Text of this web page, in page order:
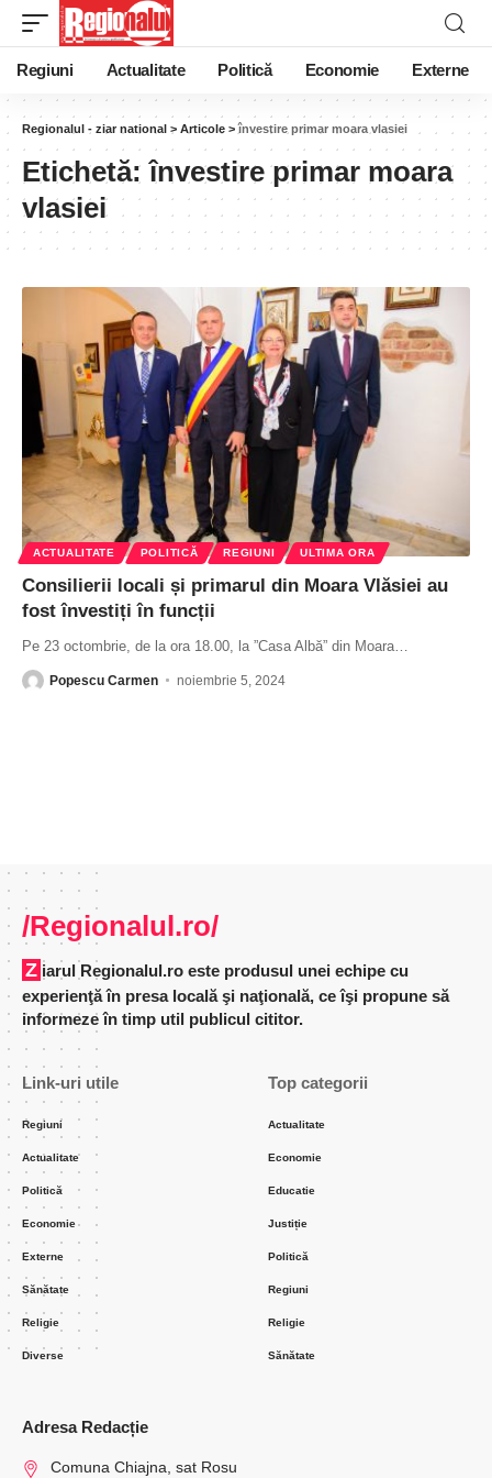
Regiuni Actualitate Politică Economie Externe
Regionalul - ziar national > Articole >învestire primar moara vlasiei
Etichetă:învestire primar moara
vlasiei
ACTUALITATE POLITICĂ REGIUNI ULTIMA ORA
Consilierii locali și primarul din Moara Vlăsiei au
fost învestiți în funcții
Pe 23 octombrie, de la ora 18.00, la ”Casa Albă” din Moara
Popescu Carmen noiembrie 5, 2024
/Regionalul.ro/
Ziarul Regionalul.ro este produsul unei echipe cu
experienţă în presa locală şi naţională, ce îşi propune să
informeze în timp util publicul cititor.
Link-uri utile
Regiuni
Actualitate
Politică
Economie
Externe
Sănătate
Religie
Diverse
Top categorii
Actualitate
Economie
Educatie
Justiție
Politică
Regiuni
Religie
Sănătate
Adresa Redacție
Comuna Chiajna, sat Rosu